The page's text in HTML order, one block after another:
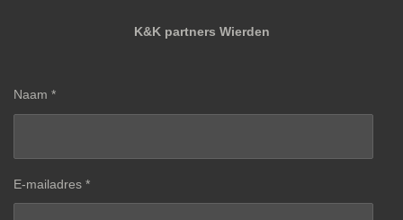
K&K partners Wierden
Naam *
E-mailadres *